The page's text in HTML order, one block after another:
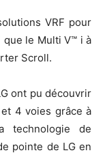
VRF pour
que le Multi V™ i à
Scroll.
ont pu découvrir
et 4 voies grâce à
technologie de
pointe de LG en